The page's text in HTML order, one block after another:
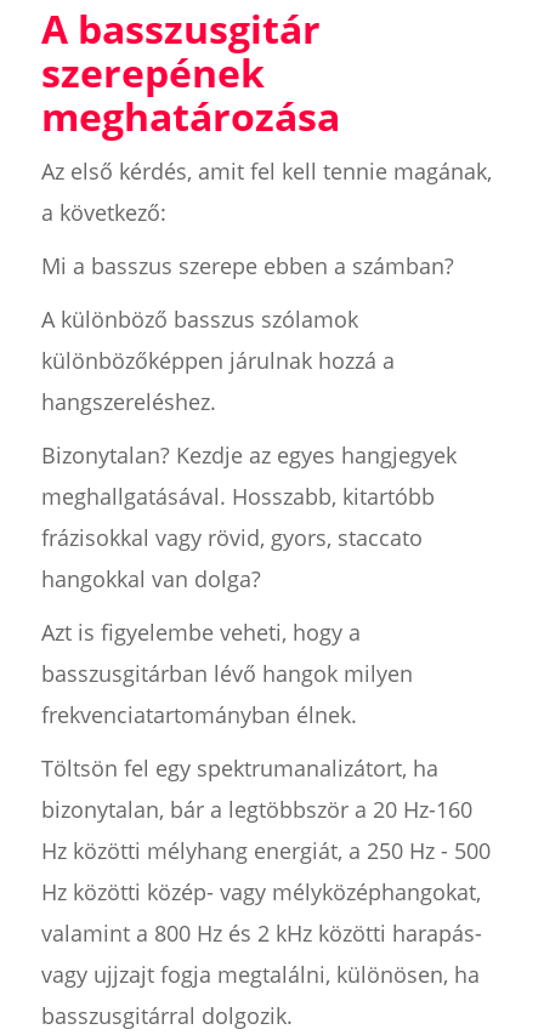
A basszusgitár
szerepének
meghatározása
Az első kérdés, amit fel kell tennie magának,
a következő:
Mi a basszus szerepe ebben a számban?
A különböző basszus szólamok
különbözőképpen járulnak hozzá a
hangszereléshez.
Bizonytalan? Kezdje az egyes hangjegyek
meghallgatásával. Hosszabb, kitartóbb
frázisokkal vagy rövid, gyors, staccato
hangokkal van dolga?
Azt is figyelembe veheti, hogy a
basszusgitárban lévő hangok milyen
frekvenciatartományban élnek.
Töltsön fel egy spektrumanalizátort, ha
bizonytalan, bár a legtöbbször a 20 Hz-160
Hz közötti mélyhang energiát, a 250 Hz - 500
Hz közötti közép- vagy mélyközéphangokat,
valamint a 800 Hz és 2 kHz közötti harapás-
vagy ujjzajt fogja megtalálni, különösen, ha
basszusgitárral dolgozik.